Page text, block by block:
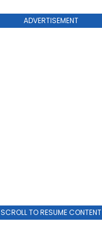
ADVERTISEMENT
SCROLL TO RESUME CONTENT